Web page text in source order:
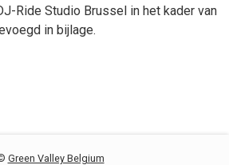
Ride Studio Brussel in het kader van
in bijlage.
Green Valley Belgium